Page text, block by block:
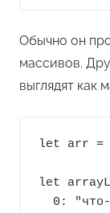
Обычно он
массивов.
выглядят как
let arr =
let